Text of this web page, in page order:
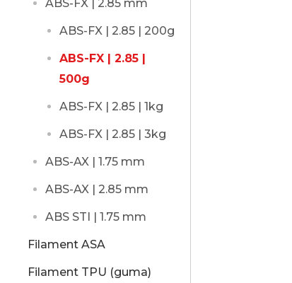
ABS-FX | 2.85 mm
ABS-FX | 2.85 | 200g
ABS-FX | 2.85 |
500g
ABS-FX | 2.85 | 1kg
ABS-FX | 2.85 | 3kg
ABS-AX | 1.75 mm
ABS-AX | 2.85 mm
ABS STI | 1.75 mm
Filament ASA
Filament TPU (guma)